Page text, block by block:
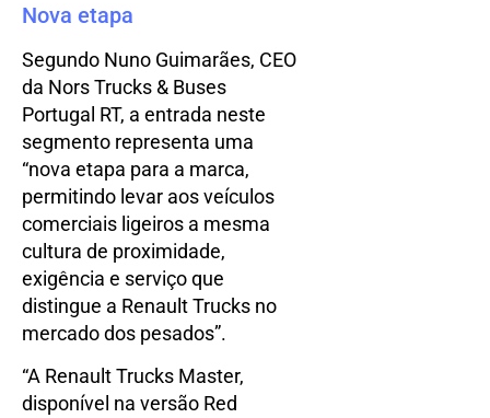
Nova etapa
Segundo Nuno Guimarães, CEO
da Nors Trucks & Buses
Portugal RT, a entrada neste
segmento representa uma
“nova etapa para a marca,
permitindo levar aos veículos
comerciais ligeiros a mesma
cultura de proximidade,
exigência e serviço que
distingue a Renault Trucks no
mercado dos pesados”.
“A Renault Trucks Master,
disponível na versão Red